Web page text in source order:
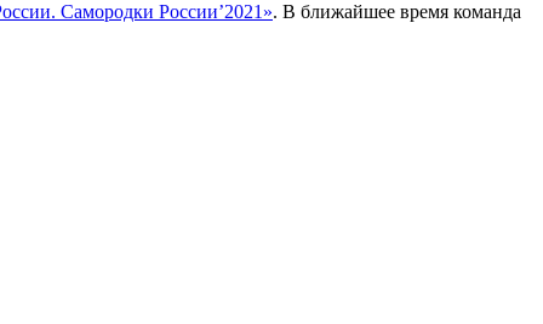
Самородки России’2021». В ближайшее время команда